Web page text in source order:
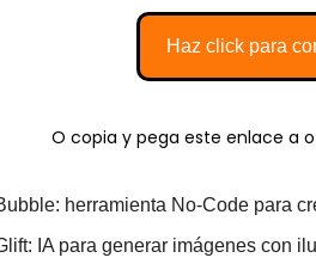
Haz click para
O copia y pega este enlace a
herramienta No-Code para
IA para generar imágenes con